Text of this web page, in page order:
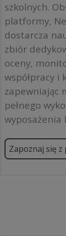
szkolnych.
platformy,
dostarcza
zbiór
oceny,
współpracy i
zapewniając
pełnego
wyposażenia
Zapoznaj się